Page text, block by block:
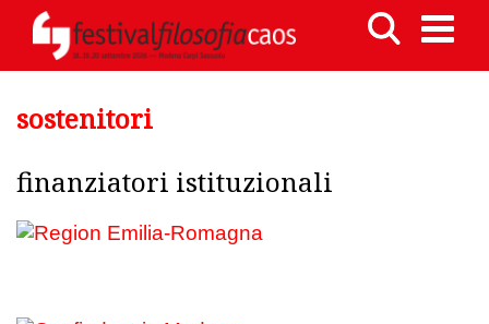
sostenitori
finanziatori istituzionali